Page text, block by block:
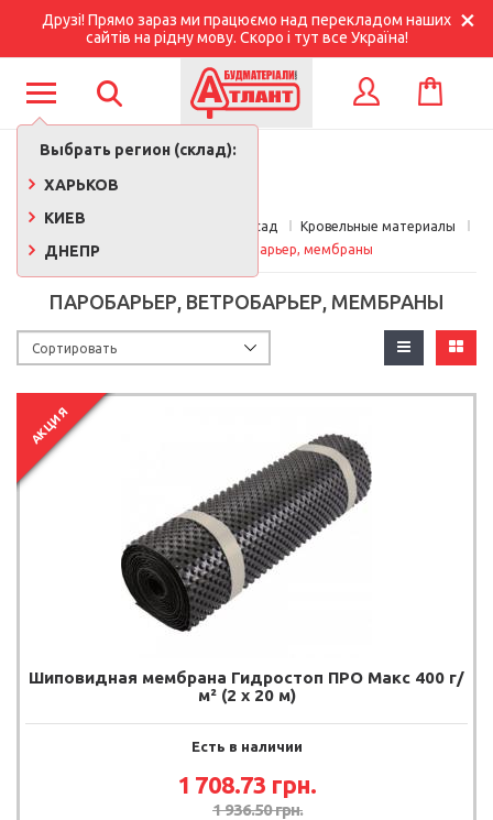
Друзі! Прямо зараз ми працюємо над перекладом наших
сайтів на рідну мову. Скоро і тут все Україна!
Выбрать регион (склад):
ХАРЬКОВ
КИЕВ
ДНЕПР
КОРЗИНА
Главная Кровля, утепление, фасад
Кровельные материалы
Паробарьер, ветробарьер, мембраны
ПАРОБАРЬЕР, ВЕТРОБАРЬЕР, МЕМБРАНЫ
АКЦИЯ
Шиповидная мембрана Гидростоп ПРО Макс 400 г/
м² (2 x 20 м)
Есть в наличии
1 708.73 грн.
1 936.50грн.